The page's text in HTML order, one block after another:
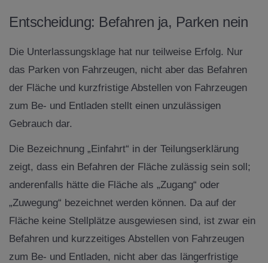
Entscheidung: Befahren ja, Parken nein
Die Unterlassungsklage hat nur teilweise Erfolg. Nur
das Parken von Fahrzeugen, nicht aber das Befahren
der Fläche und kurzfristige Abstellen von Fahrzeugen
zum Be- und Entladen stellt einen unzulässigen
Gebrauch dar.
Die Bezeichnung „Einfahrt“ in der Teilungserklärung
zeigt, dass ein Befahren der Fläche zulässig sein soll;
anderenfalls hätte die Fläche als „Zugang“ oder
„Zuwegung“ bezeichnet werden können. Da auf der
Fläche keine Stellplätze ausgewiesen sind, ist zwar ein
Befahren und kurzzeitiges Abstellen von Fahrzeugen
zum Be- und Entladen, nicht aber das längerfristige